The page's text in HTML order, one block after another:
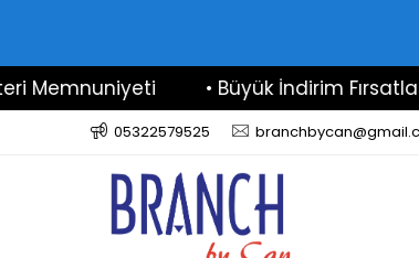
Memnuniyeti • Büyük İndirim Fırsatları
05322579525